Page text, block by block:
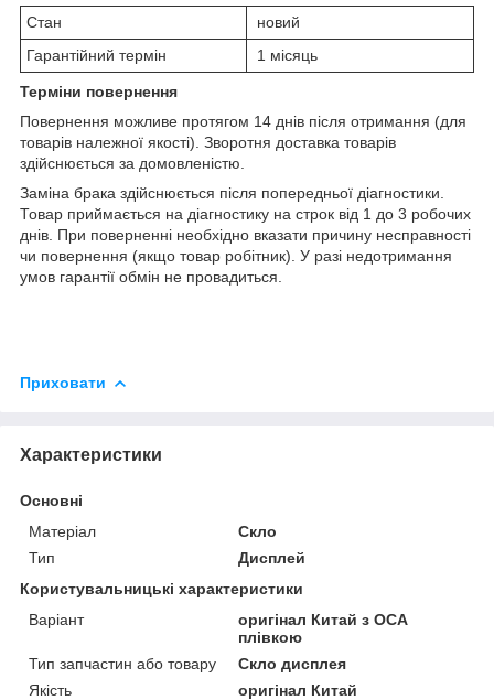
Стан
новий
Гарантійний термін
1 місяць
Терміни повернення
Повернення можливе протягом 14 днів після отримання (для
товарів належної якості). Зворотня доставка товарів
здійснюється за домовленістю.
Заміна брака здійснюється після попередньої діагностики.
Товар приймається на діагностику на строк від 1 до 3 робочих
днів. При поверненні необхідно вказати причину несправності
чи повернення (якщо товар робітник). У разі недотримання
умов гарантії обмін не провадиться.
Приховати
Характеристики
Основні
Матеріал
Скло
Тип
Дисплей
Користувальницькі характеристики
Варіант
оригінал Китай з OCA
плівкою
Тип запчастин або товару
Скло дисплея
Якість
оригінал Китай